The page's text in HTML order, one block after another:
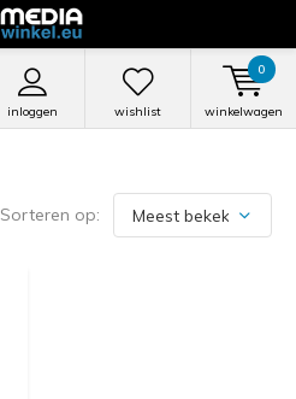
inloggen wishlist winkelwagen
0
Sorteren op: